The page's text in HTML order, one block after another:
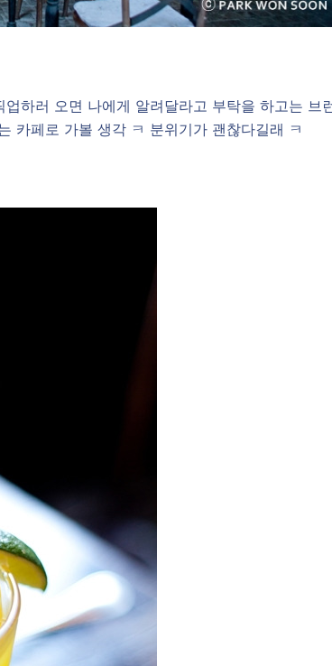
하러 오면 나에게 알려달라고 부탁을 하고는 브
카페로 가볼 생각 ㅋ 분위기가 괜찮다길래 ㅋ